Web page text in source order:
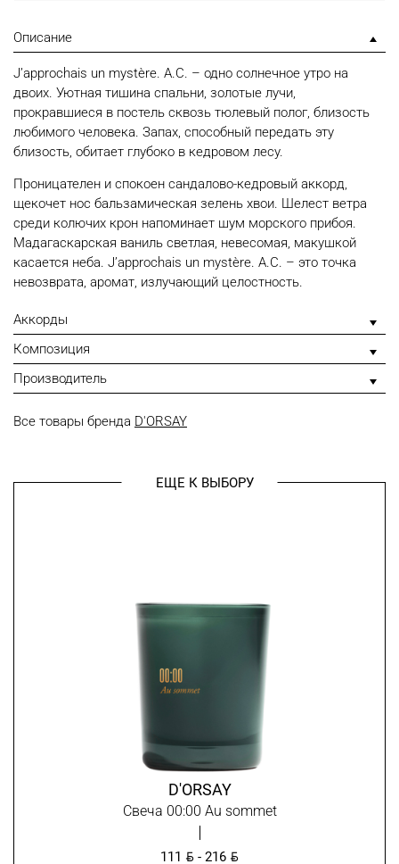
Описание
J’approchais un mystère. A.C. – одно солнечное утро на
двоих. Уютная тишина спальни, золотые лучи,
прокравшиеся в постель сквозь тюлевый полог, близость
любимого человека. Запах, способный передать эту
близость, обитает глубоко в кедровом лесу.
Проницателен и спокоен сандалово-кедровый аккорд,
щекочет нос бальзамическая зелень хвои. Шелест ветра
среди колючих крон напоминает шум морского прибоя.
Мадагаскарская ваниль светлая, невесомая, макушкой
касается неба. J’approchais un mystère. A.C. – это точка
невозврата, аромат, излучающий целостность.
Аккорды
Композиция
Производитель
Все товары бренда D'ORSAY
ЕЩЕ К ВЫБОРУ
D'ORSAY
Свеча 00:00 Au sommet
111 BYN - 216 BYN